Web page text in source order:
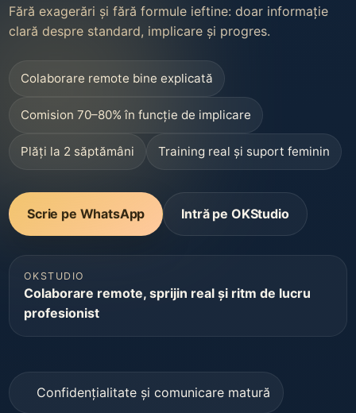
Fără exagerări și fără formule ieftine: doar informație
clară despre standard, implicare și progres.
Colaborare remote bine explicată
Comision 70–80% în funcție de implicare
Plăți la 2 săptămâni Training real și suport feminin
Scrie pe WhatsApp Intră pe OKStudio
OKSTUDIO
Colaborare remote, sprijin real și ritm de lucru
profesionist
Confidențialitate și comunicare matură